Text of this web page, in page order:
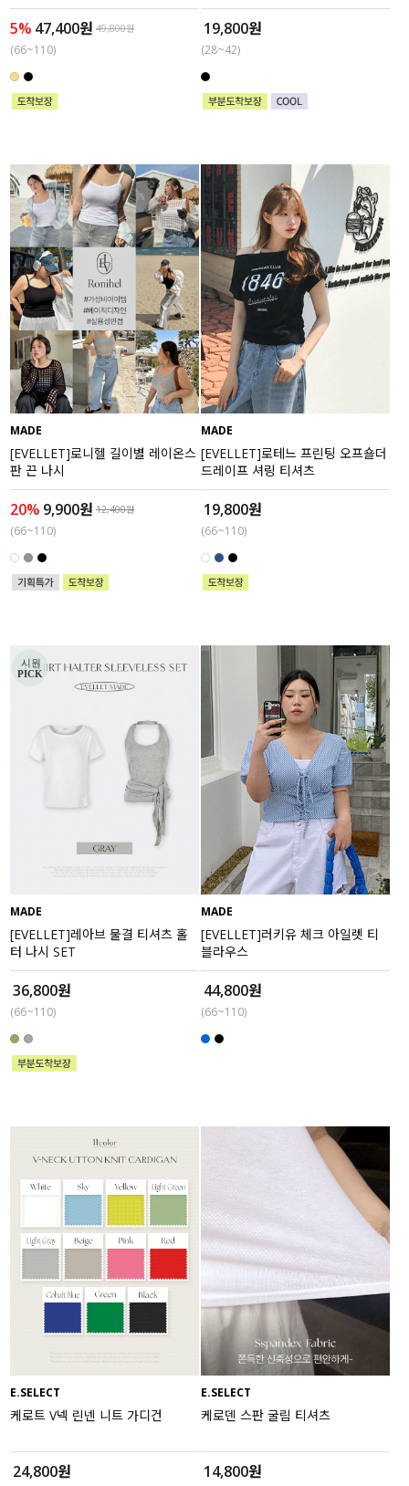
언더웨어/파자마
코디템
FIT ZOOM
5% 47,400원 49,800원
(66~110)
19,800원
(28~42)
MADE
[EVELLET]로니헬 길이별 레이온스
판 끈 나시
20% 9,900원 12,400원
(66~110)
MADE
[EVELLET]로테느 프린팅 오프숄더
드레이프 셔링 티셔츠
19,800원
(66~110)
MADE
[EVELLET]레아브 물결 티셔츠 홀
터 나시 SET
36,800원
(66~110)
MADE
[EVELLET]러키유 체크 아일렛 티
블라우스
44,800원
(66~110)
E.SELECT
케로트 V넥 린넨 니트 가디건
24,800원
E.SELECT
케로덴 스판 굴림 티셔츠
14,800원